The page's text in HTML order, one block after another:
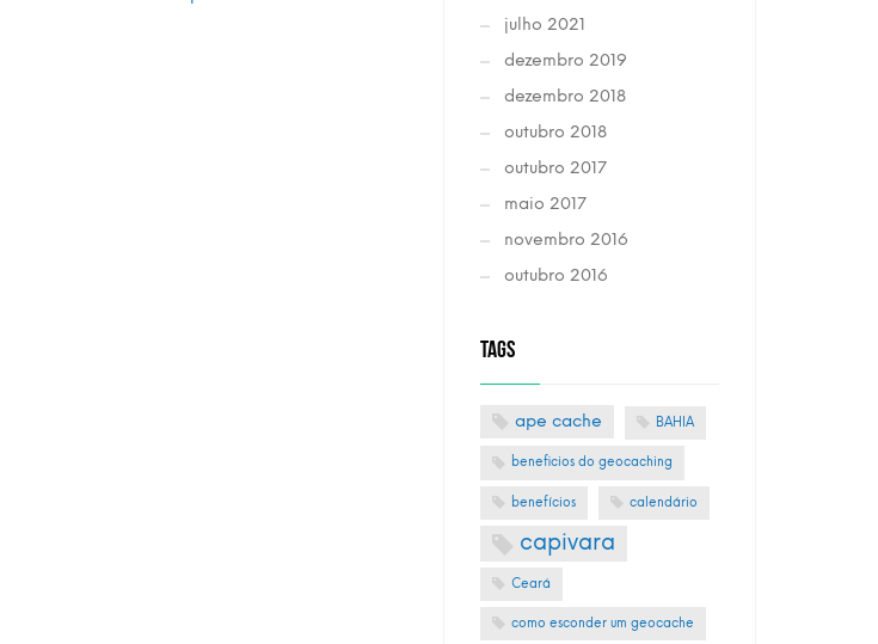
julho 2021
dezembro 2019
dezembro 2018
outubro 2018
outubro 2017
maio 2017
novembro 2016
outubro 2016
TAGS
ape cache BAHIA
beneficios do geocaching
benefícios calendário
capivara
Ceará
como esconder um geocache